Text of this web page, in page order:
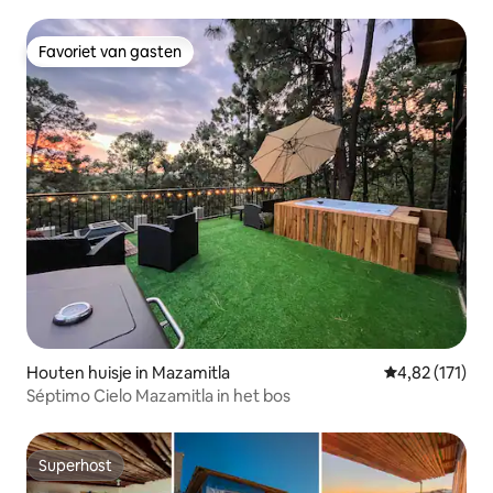
Favoriet van gasten
Favoriet van gasten
Houten huisje in Mazamitla Gemiddelde
4,82 (171)
Séptimo Cielo Mazamitla in het bos
Superhost
Superhost